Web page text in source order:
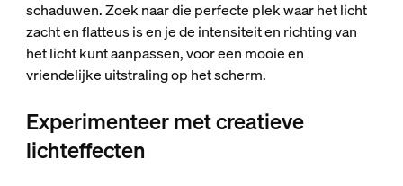
schaduwen. Zoek naar die perfecte plek waar het licht
zacht en flatteus is en je de intensiteit en richting van
het licht kunt aanpassen, voor een mooie en
vriendelijke uitstraling op het scherm.
Experimenteer met creatieve
lichteffecten